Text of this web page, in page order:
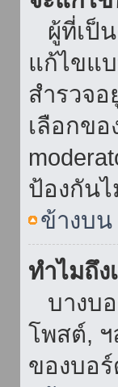
ผู้ที่เป็น
แก้ไขแ
สำรวจ
เลือกข
ป้องกัน
ข้างบน
ทำไมถึง
บางบอ
โพสต์,
ของบอ